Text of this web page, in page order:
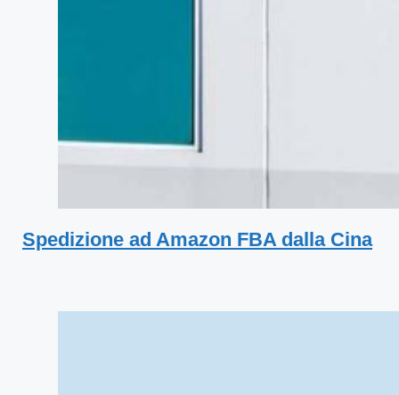
Spedizione ad Amazon FBA dalla Cina